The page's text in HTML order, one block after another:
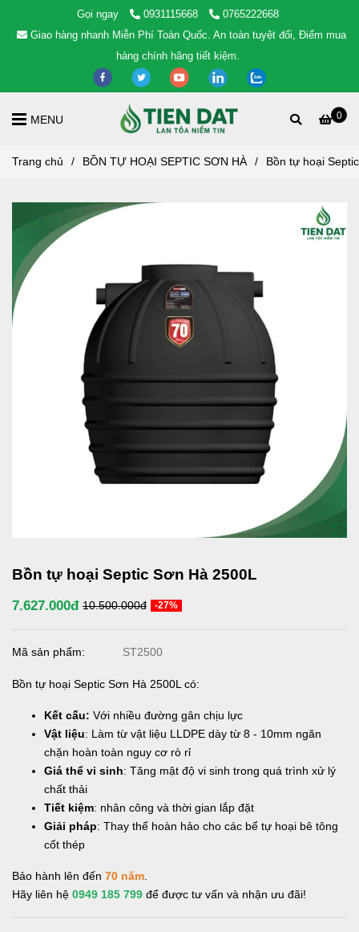
Gọi ngay 0931115668
0765222668
Giao hàng nhanh Miễn Phí Toàn Quốc. An toàn tuyệt đối, Điểm mua
hàng chính hãng tiết kiệm.
0
MENU
Trang chủ / BỒN TỰ HOẠI SEPTIC SƠN HÀ / Bồn tự hoại
Bồn tự hoại Septic Sơn Hà 2500L
7.627.000đ 10.500.000đ -27%
Mã sản phẩm: ST2500
Bồn tự hoại Septic Sơn Hà 2500L có:
Kết cấu: Với nhiều đường gân chịu lực
Vật liệu: Làm từ vật liệu LLDPE dày từ 8 - 10mm ngăn
chặn hoàn toàn nguy cơ rò rỉ
Giá thể vi sinh: Tăng mật độ vi sinh trong quá trình xử lý
chất thải
Tiết kiệm: nhân công và thời gian lắp đặt
Giải pháp: Thay thế hoàn hảo cho các bể tự hoại bê tông
cốt thép
Bảo hành lên đến 70 năm
Hãy liên hệ 0949 185 799 để được tư vấn và nhận ưu đãi!